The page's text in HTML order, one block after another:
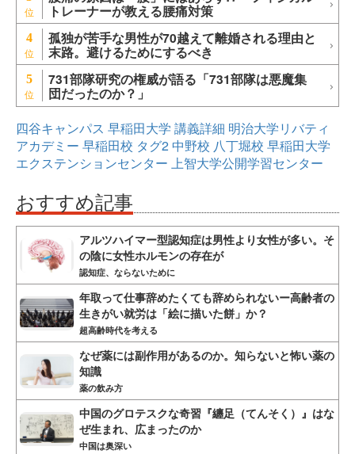
トレーナーが教える腰痛対策
4 孤独が苦手な男性が70越えて離婚される理由と
末路。避けるためにするべき
5 731部隊研究の権威が語る「731部隊は悪魔集
団だったのか？」
四谷キャンパス 早稲田大学 講義詳細 明治大学リバティ
アカデミー 早稲田校 タグ2 中野校 八丁堀校 早稲田大学
エクステンションセンター 上智大学公開学習センター
おすすめ記事
アルツハイマー型認知症は男性より女性が多い。そ
の陰に女性ホルモンの存在が
認知症、ならないために
年取って仕事辞めたくても辞められないー高齢者の
生きがい就労は「絵に描いた餅」か？
超高齢時代を考える
なぜ薬には副作用があるのか。知らないと怖い薬の
知識
薬の飲み方
中国のグロテスクな奇習『纏足（てんそく）』はな
ぜ生まれ、広まったのか
中国は奥深い